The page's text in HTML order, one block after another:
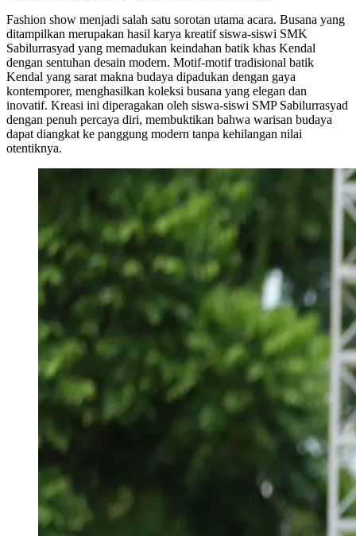
Fashion show menjadi salah satu sorotan utama acara. Busana yang
ditampilkan merupakan hasil karya kreatif siswa-siswi SMK
Sabilurrasyad yang memadukan keindahan batik khas Kendal
dengan sentuhan desain modern. Motif-motif tradisional batik
Kendal yang sarat makna budaya dipadukan dengan gaya
kontemporer, menghasilkan koleksi busana yang elegan dan
inovatif. Kreasi ini diperagakan oleh siswa-siswi SMP Sabilurrasyad
dengan penuh percaya diri, membuktikan bahwa warisan budaya
dapat diangkat ke panggung modern tanpa kehilangan nilai
otentiknya.